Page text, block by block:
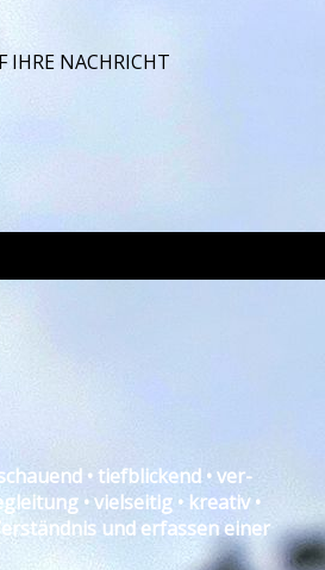
IHRE NACHRICHT
• tief­blickend • ver­
• viel­seitig • kreativ •
und erfassen einer